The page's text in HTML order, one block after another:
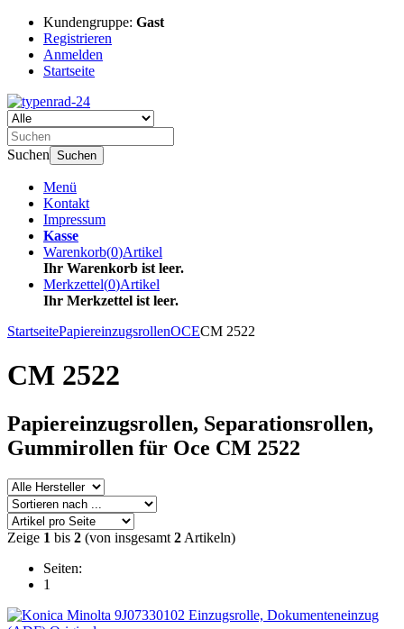
Kundengruppe: Gast
Registrieren
Anmelden
Startseite
Suchen Suchen
Menü
Kontakt
Impressum
Kasse
Warenkorb(0)Artikel
Ihr Warenkorb ist leer.
Merkzettel(0)Artikel
Ihr Merkzettel ist leer.
StartseitePapiereinzugsrollenOCECM 2522
CM 2522
Papiereinzugsrollen, Separationsrollen,
Gummirollen für Oce CM 2522
Zeige 1 bis 2 (von insgesamt 2 Artikeln)
Seiten:
1